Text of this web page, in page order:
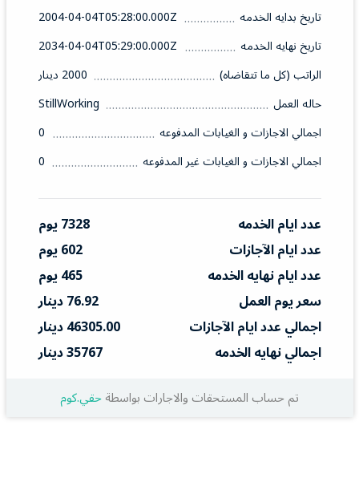
تاريخ بدايه الخدمه
2004-04-04T05:28:00.000Z
تاريخ نهايه الخدمه
2034-04-04T05:29:00.000Z
الراتب (كل ما تتقاضاه)
2000 دينار
حاله العمل
StillWorking
اجمالي الاجازات و الغيابات المدفوعه
0
اجمالي الاجازات و الغيابات غير المدفوعه
0
عدد ايام الخدمه
7328 يوم
عدد ايام الآجازات
602 يوم
عدد ايام نهايه الخدمه
465 يوم
سعر يوم العمل
76.92 دينار
اجمالي عدد ايام الآجازات
46305.00 دينار
اجمالي نهايه الخدمه
35767 دينار
تم حساب المستحقات والاجارات بواسطةحقي.كوم